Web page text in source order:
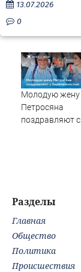
13.07.2026
0
Молодую жену
Петросяна
поздравляют с
Разделы
Главная
Общество
Политика
Происшествия